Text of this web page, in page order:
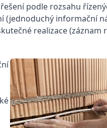
podle rozsahu
(jednoduchý informační
realizace (záznam